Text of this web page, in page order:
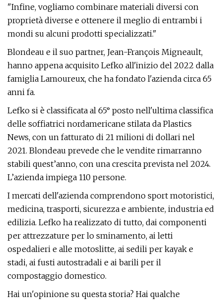
"Infine, vogliamo combinare materiali diversi con
proprietà diverse e ottenere il meglio di entrambi i
mondi su alcuni prodotti specializzati."
Blondeau e il suo partner, Jean-François Migneault,
hanno appena acquisito Lefko all'inizio del 2022 dalla
famiglia Lamoureux, che ha fondato l'azienda circa 65
anni fa.
Lefko si è classificata al 65° posto nell'ultima classifica
delle soffiatrici nordamericane stilata da Plastics
News, con un fatturato di 21 milioni di dollari nel
2021. Blondeau prevede che le vendite rimarranno
stabili quest’anno, con una crescita prevista nel 2024.
L’azienda impiega 110 persone.
I mercati dell'azienda comprendono sport motoristici,
medicina, trasporti, sicurezza e ambiente, industria ed
edilizia. Lefko ha realizzato di tutto, dai componenti
per attrezzature per lo sminamento, ai letti
ospedalieri e alle motoslitte, ai sedili per kayak e
stadi, ai fusti autostradali e ai barili per il
compostaggio domestico.
Hai un'opinione su questa storia? Hai qualche